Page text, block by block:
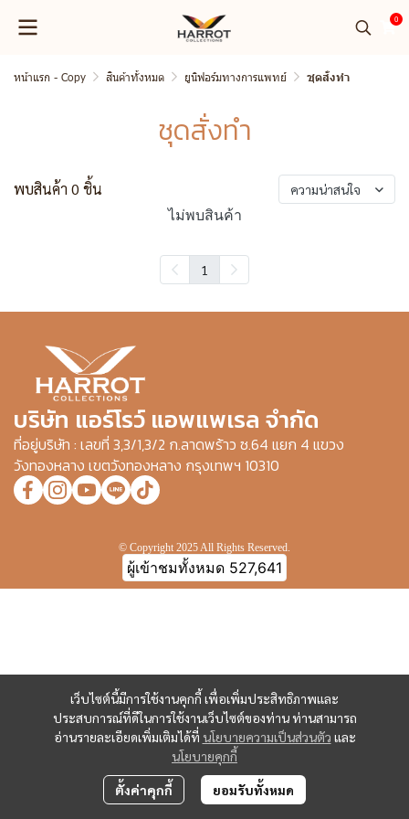
0
หน้าแรก - Copy สินค้าทั้งหมด ยูนิฟอร์มทางการแพทย์ ชุดสั่งทำ
ชุดสั่งทำ
พบสินค้า 0 ชิ้น ความน่าสนใจ
ไม่พบสินค้า
1
เว็บไซต์นี้มีการใช้งานคุกกี้ เพื่อเพิ่มประสิทธิภาพและ
ประสบการณ์ที่ดีในการใช้งานเว็บไซต์ของท่าน ท่านสามารถ
อ่านรายละเอียดเพิ่มเติมได้ที่ นโยบายความเป็นส่วนตัว และ
นโยบายคุกกี้
ตั้งค่าคุกกี้ ยอมรับทั้งหมด
บริษัท แอร์โรว์ แอพแพเรล จำกัด
ที่อยู่บริษัท : เลขที่ 3,3/1,3/2 ก.ลาดพร้าว ซ.64 แยก 4 แขวง
วังทองหลาง เขตวังทองหลาง กรุงเทพฯ 10310
© Copyright 2025 All Rights Reserved.
ผู้เข้าชมทั้งหมด 527,641